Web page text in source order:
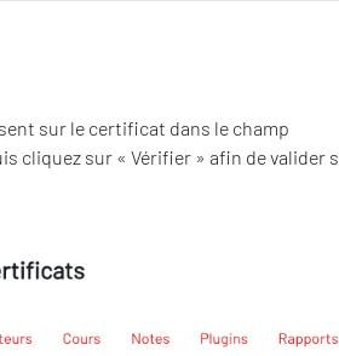
sur le certificat dans le champ
cliquez sur « Vérifier » afin de valider